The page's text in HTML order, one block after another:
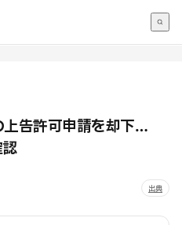
告許可申請を却下…
出典